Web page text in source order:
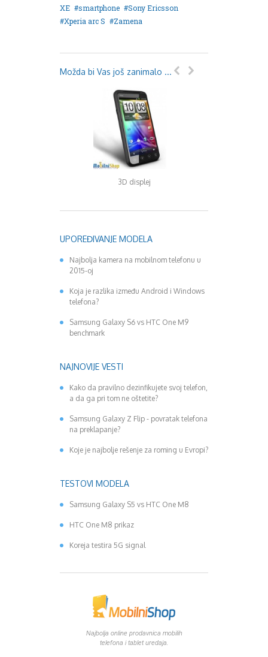
XE
smartphone
Sony Ericsson
Xperia arc S
Zamena
Možda bi Vas još zanimalo ...
3D displej
UPOREĐIVANJE MODELA
Najbolja kamera na mobilnom telefonu u
2015-oj
Koja je razlika između Android i Windows
telefona?
Samsung Galaxy S6 vs HTC One M9
benchmark
NAJNOVIJE VESTI
Kako da pravilno dezinfikujete svoj telefon,
a da ga pri tom ne oštetite?
Samsung Galaxy Z Flip - povratak telefona
na preklapanje?
Koje je najbolje rešenje za roming u Evropi?
TESTOVI MODELA
Samsung Galaxy S5 vs HTC One M8
HTC One M8 prikaz
Koreja testira 5G signal
Najbolja online prodavnica mobilih
telefona i tablet uredaja.